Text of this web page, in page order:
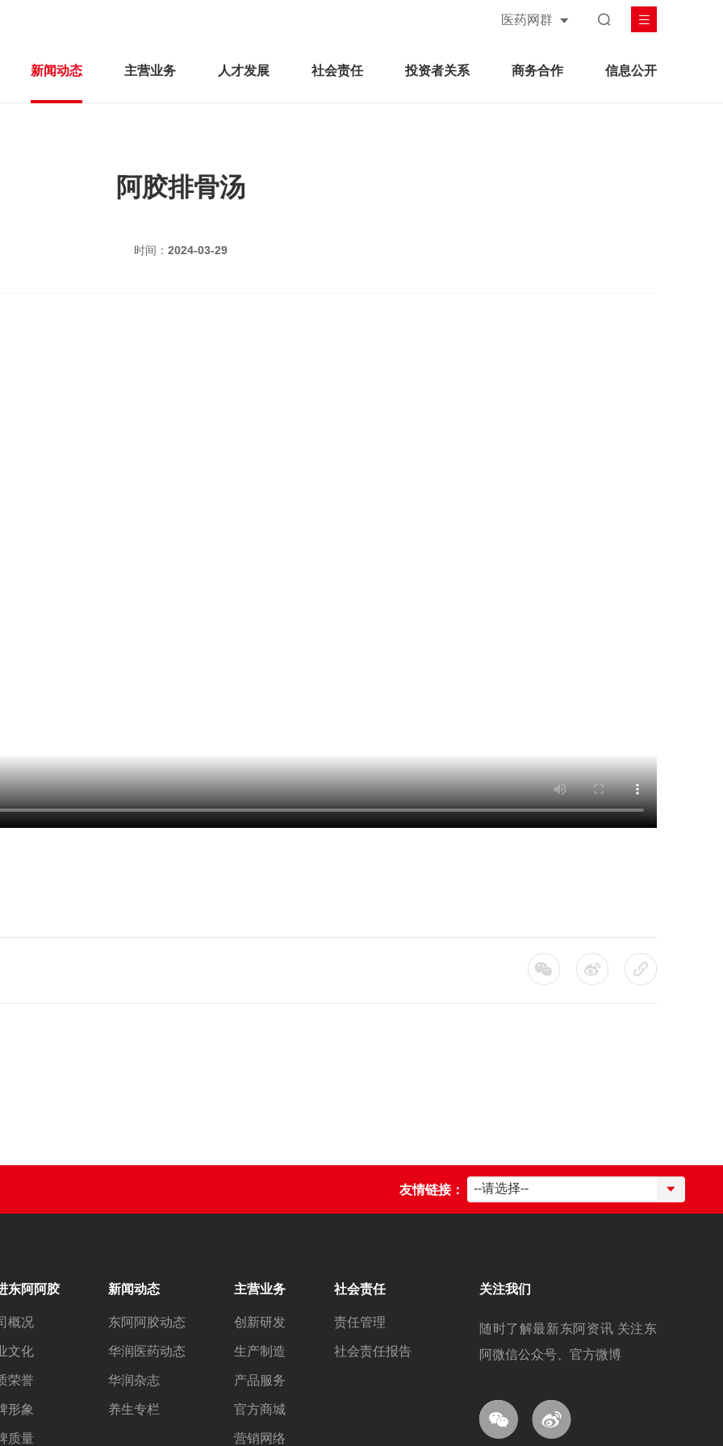
医药网群
新闻动态 主营业务 人才发展 社会责任 投资者关系 商务合作 信息公开
阿胶排骨汤
时间： 2024-03-29
友情链接： --请选择--
东阿阿胶
概况
文化
荣誉
形象
质量
新闻动态
东阿阿胶动态
华润医药动态
华润杂志
养生专栏
主营业务
创新研发
生产制造
产品服务
官方商城
营销网络
社会责任
责任管理
社会责任报告
关注我们
随时了解最新东阿资讯 关注东
阿微信公众号、官方微博